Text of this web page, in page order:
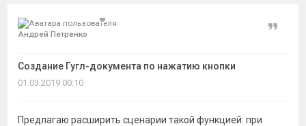
Активные
Андрей Петренко
Создание Гугл-документа по нажатию кнопки
Цитата
01.03.2019 00:10
Предлагаю расширить сценарии такой функцией: при